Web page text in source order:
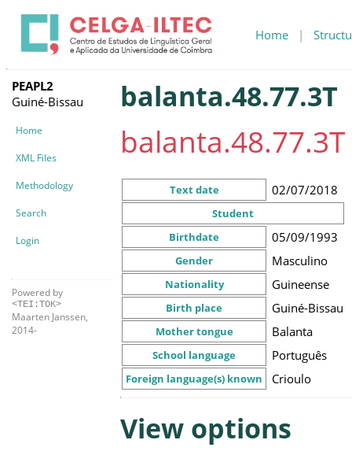
Home |
PEAPL2
Guiné-Bissau
Home
XML Files
Methodology
Search
Login
Powered by
<TEI:TOK>
Maarten Janssen,
2014-
balanta.48.77.3T
balanta.48.77.3T
Text date 02/07/2018
Student
Birthdate
05/09/1993
Gender Masculino
Nationality Guineense
Birth place Guiné-Bissau
Mother tongue Balanta
School language Português
Foreign language(s) known Crioulo
View options